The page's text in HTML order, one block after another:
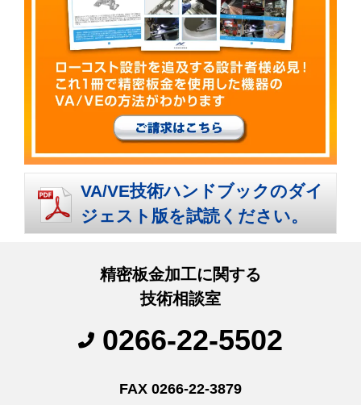
VA/VE技術ハンドブックのダイ
ジェスト版を試読ください。
精密板金加工に関する
技術相談室
0266-22-5502
FAX 0266-22-3879